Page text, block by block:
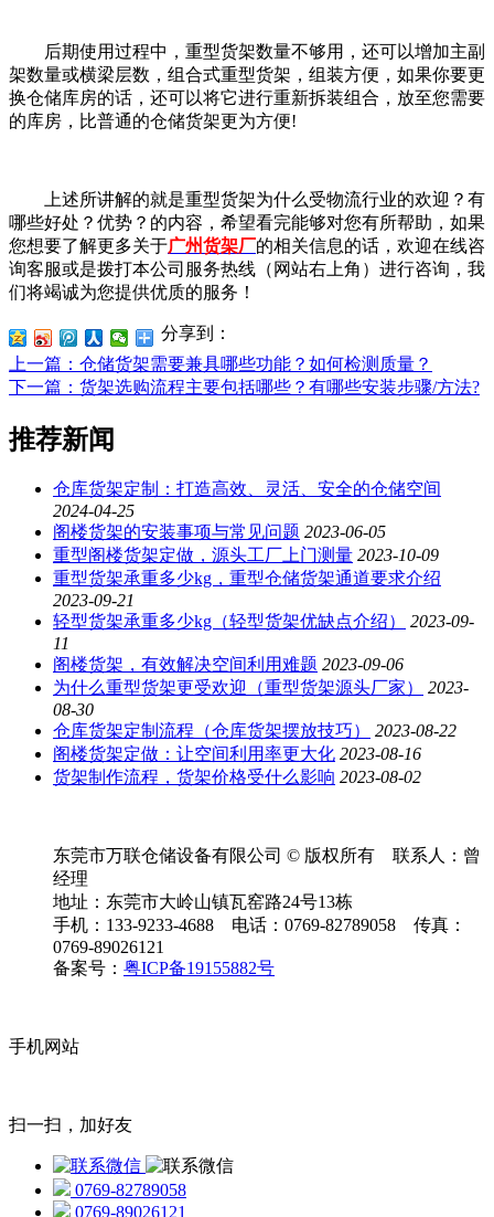
后期使用过程中，重型货架数量不够用，还可以增加主副
架数量或横梁层数，组合式重型货架，组装方便，如果你要更
换仓储库房的话，还可以将它进行重新拆装组合，放至您需要
的库房，比普通的仓储货架更为方便!
上述所讲解的就是重型货架为什么受物流行业的欢迎？有
哪些好处？优势？的内容，希望看完能够对您有所帮助，如果
您想要了解更多关于广州货架厂的相关信息的话，欢迎在线咨
询客服或是拨打本公司服务热线（网站右上角）进行咨询，我
们将竭诚为您提供优质的服务！
分享到：
上一篇 ：仓储货架需要兼具哪些功能？如何检测质量？
下一篇 ：货架选购流程主要包括哪些？有哪些安装步骤/方法?
推荐新闻
仓库货架定制：打造高效、灵活、安全的仓储空间
2024-04-25
阁楼货架的安装事项与常见问题 2023-06-05
重型阁楼货架定做，源头工厂上门测量 2023-10-09
重型货架承重多少kg，重型仓储货架通道要求介绍
2023-09-21
轻型货架承重多少kg（轻型货架优缺点介绍）
2023-09-
11
阁楼货架，有效解决空间利用难题 2023-09-06
为什么重型货架更受欢迎（重型货架源头厂家）
2023-
08-30
仓库货架定制流程（仓库货架摆放技巧）
2023-08-22
阁楼货架定做：让空间利用率更大化 2023-08-16
货架制作流程，货架价格受什么影响 2023-08-02
东莞市万联仓储设备有限公司 © 版权所有 联系人：曾
经理
地址：东莞市大岭山镇瓦窑路24号13栋
手机：133-9233-4688 电话：0769-82789058 传真：
0769-89026121
备案号： 粤ICP备19155882号
手机网站
扫一扫，加好友
0769-82789058
0769-89026121